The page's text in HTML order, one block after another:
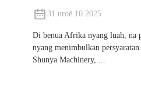
31 uroë 10.2025
Di benua Afrika nyang luah, na
nyang menimbulkan
Shunya Machinery, ...